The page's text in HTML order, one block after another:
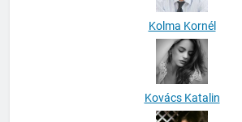
Kolma Kornél
Kovács Katalin